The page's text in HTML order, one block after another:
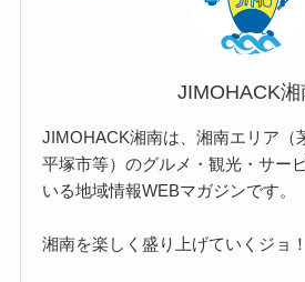
JIMOHACK湘
JIMOHACK湘南は、湘南エリア（
平塚市等）のグルメ・観光・サー
いる地域情報WEBマガジンです。
湘南を楽しく盛り上げていくジョ